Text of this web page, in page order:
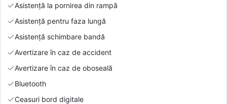
Asistență la pornirea din rampă
Asistență pentru faza lungă
Asistență schimbare bandă
Avertizare în caz de accident
Avertizare în caz de oboseală
Bluetooth
Ceasuri bord digitale